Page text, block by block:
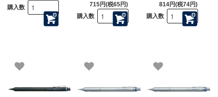
購入数
715円(税65円)
購入数
814円(税74円)
購入数